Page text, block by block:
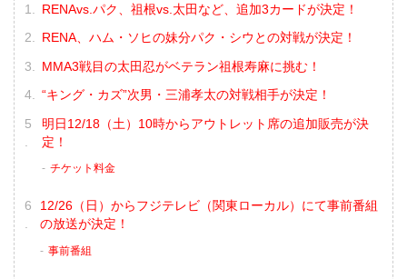
RENAvs.パク、祖根vs.太田など、追加3カードが決定！
RENA、ハム・ソヒの妹分パク・シウとの対戦が決定！
MMA3戦目の太田忍がベテラン祖根寿麻に挑む！
“キング・カズ”次男・三浦孝太の対戦相手が決定！
明日12/18（土）10時からアウトレット席の追加販売が決
定！
チケット料金
12/26（日）からフジテレビ（関東ローカル）にて事前番組
の放送が決定！
事前番組